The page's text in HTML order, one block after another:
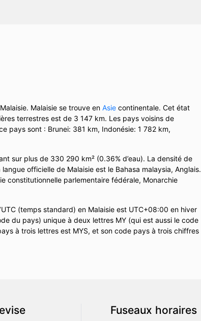
Malaisie se trouve en Asie continentale. Cet état
terrestres est de 3 147 km. Les pays voisins de
pays sont : Brunei: 381 km, Indonésie: 1 782 km,
sur plus de 330 290 km² (0.36% d’eau). La densité de
officielle de Malaisie est le Bahasa malaysia, Anglais.
constitutionnelle parlementaire fédérale, Monarchie
(temps standard) en Malaisie est UTC+08:00 en hiver
du pays) unique à deux lettres MY (qui est aussi le code
à trois lettres est MYS, et son code pays à trois chiffres
Fuseaux horaires